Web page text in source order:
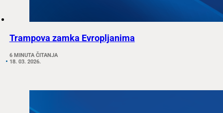
Trampova zamka Evropljanima
6 MINUTA ČITANJA
18. 03. 2026.